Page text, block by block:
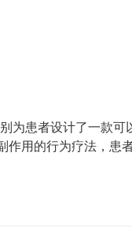
为患者设计了一款
用的行为疗法，患
练了